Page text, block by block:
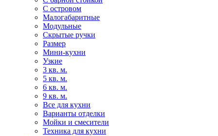
С островом
Малогабаритные
Модульные
Скрытые ручки
Размер
Мини-кухни
Узкие
3 кв. м.
5 кв. м.
6 кв. м.
9 кв. м.
Все для кухни
Варианты отделки
Мойки и смесители
Техника для кухни